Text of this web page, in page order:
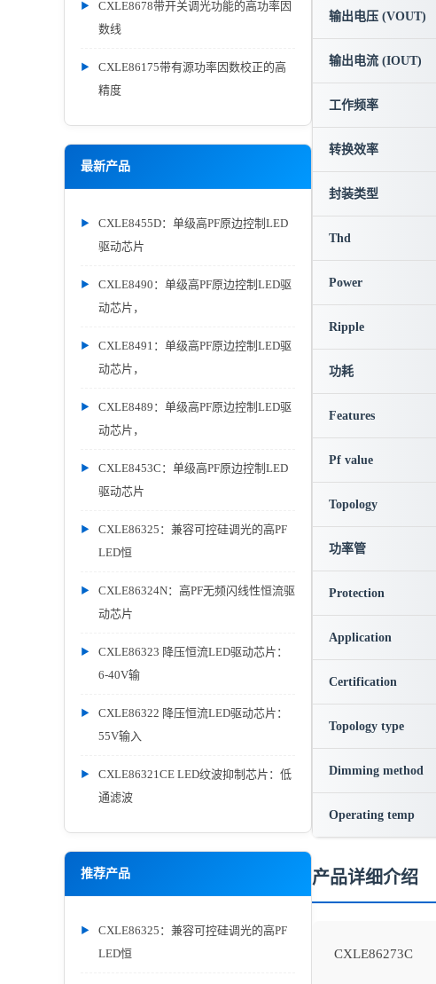
CXLE8678带开关调光功能的高功率因
数线
CXLE86175带有源功率因数校正的高
精度
最新产品
CXLE8455D：单级高PF原边控制LED
驱动芯片
CXLE8490：单级高PF原边控制LED驱
动芯片，
CXLE8491：单级高PF原边控制LED驱
动芯片，
CXLE8489：单级高PF原边控制LED驱
动芯片，
CXLE8453C：单级高PF原边控制LED
驱动芯片
CXLE86325：兼容可控硅调光的高PF
LED恒
CXLE86324N：高PF无频闪线性恒流驱
动芯片
CXLE86323 降压恒流LED驱动芯片：
6-40V输
CXLE86322 降压恒流LED驱动芯片：
55V输入
CXLE86321CE LED纹波抑制芯片：低
通滤波
推荐产品
CXLE86325：兼容可控硅调光的高PF
LED恒
输出电压 (VOUT)
输出电流 (IOUT)
工作频率
转换效率
封装类型
Thd
Power
Ripple
功耗
Features
Pf value
Topology
功率管
Protection
Application
Certification
Topology type
Dimming method
Operating temp
产品详细介绍
CXLE86273C